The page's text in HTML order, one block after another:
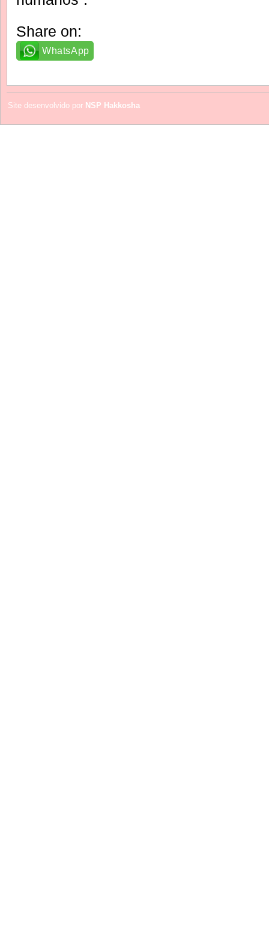
Share on:
WhatsApp
Site desenvolvido por NSP Hakkosha